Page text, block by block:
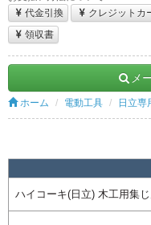
代金引換
クレジットカ
領収書
メ
ホーム 電動工具 日立専
ハイコーキ(日立) 木工用集